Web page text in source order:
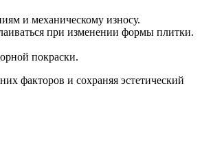
и механическому износу.
при изменении формы плитки.
покраски.
факторов и сохраняя эстетический